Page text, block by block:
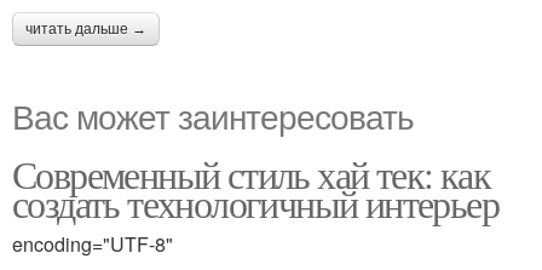
читать дальше →
Вас может заинтересовать
Современный стиль хай тек: как
создать технологичный интерьер
encoding="UTF-8"